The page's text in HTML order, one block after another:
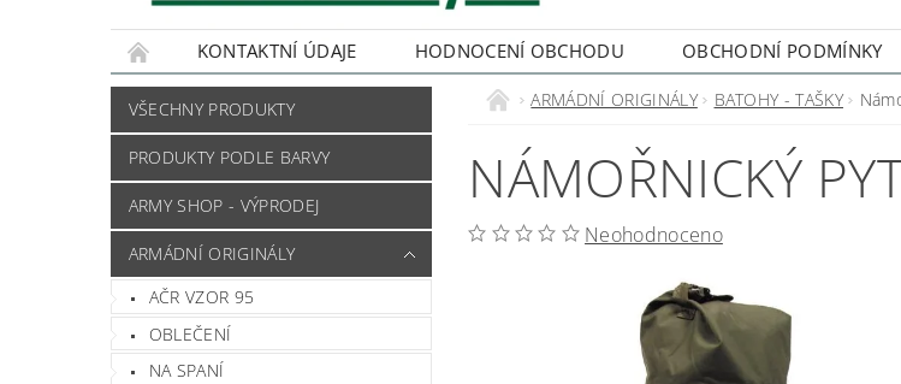
KONTAKTNÍ ÚDAJE HODNOCENÍ OBCHODU OBCHODNÍ PODMÍNKY
VŠECHNY PRODUKTY
PRODUKTY PODLE BARVY
ARMY SHOP - VÝPRODEJ
ARMÁDNÍ ORIGINÁLY
AČR VZOR 95
OBLEČENÍ
NA SPANÍ
ARMÁDNÍ ORIGINÁLY BATOHY - TAŠKY
NÁMOŘNICKÝ
Neohodnoceno